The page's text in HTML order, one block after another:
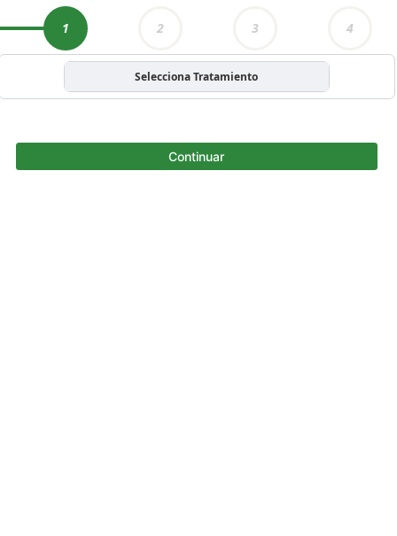
1 2 3 4
Selecciona Tratamiento
Continuar